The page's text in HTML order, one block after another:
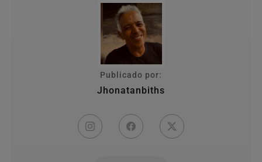
Publicado por:
Jhonatanbiths